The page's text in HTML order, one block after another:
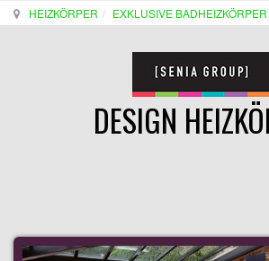
HEIZKÖRPER EXKLUSIVE BADHEIZKÖRPER
DESIGN